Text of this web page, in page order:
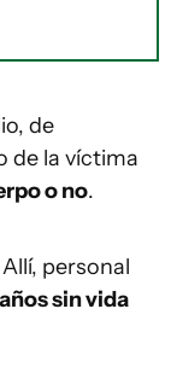
de
de la víctima
o no.
personal
sin vida